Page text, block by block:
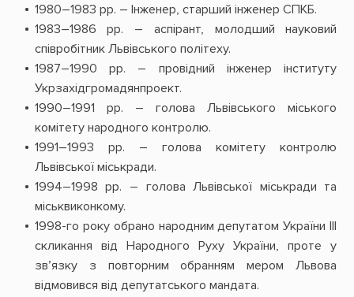
1980–1983 рр. – Інженер, старший інженер СПКБ.
1983–1986 рр. – аспірант, молодший науковий
співробітник Львівського політеху.
1987–1990 рр. – провідний інженер інституту
Укрзахідгромадянпроект.
1990–1991 рр. – голова Львівського міського
комітету народного контролю.
1991–1993 рр. – голова комітету контролю
Львівської міськради.
1994–1998 рр. – голова Львівської міськради та
міськвиконкому.
1998-го року обрано народним депутатом України III
скликання від Народного Руху України, проте у
зв’язку з повторним обранням мером Львова
відмовився від депутатського мандата.